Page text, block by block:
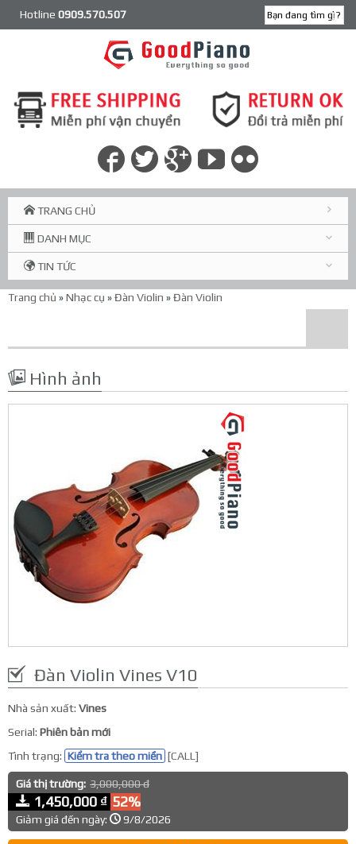
Hotline 0909.570.507
TRANG CHỦ
DANH MỤC
TIN TỨC
Trang chủ »Nhạc cụ »Đàn Violin »Đàn Violin
Hình ảnh
Đàn Violin Vines V10
Nhà sản xuất: Vines
Serial: Phiên bản mới
Tình trạng: Kiểm tra theo miền [CALL]
Giá thị trường: 3,000,000 đ
1,450,000 ₫ 52%
Giảm giá đến ngày: 9/8/2026